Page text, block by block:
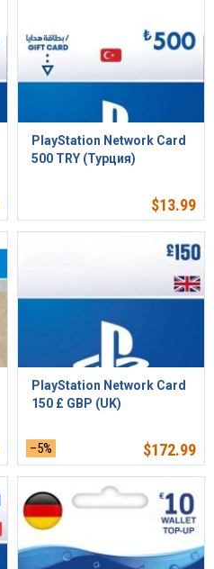
PlayStation Network Card
500 TRY (Турция)
$13.99
PlayStation Network Card
150 £ GBP (UK)
–5% $172.99